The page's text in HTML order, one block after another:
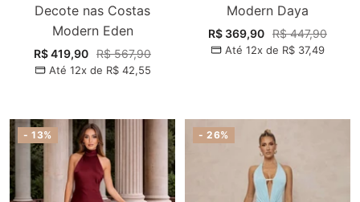
Decote nas Costas
Modern Eden
Preço
promocional
R$ 419,90 Preço
normal
R$ 567,90
Até 12x de R$ 42,55
Modern Daya
Preço
promocional
R$ 369,90 Preço
normal
R$ 447,90
Até 12x de R$ 37,49
- 13% - 26%